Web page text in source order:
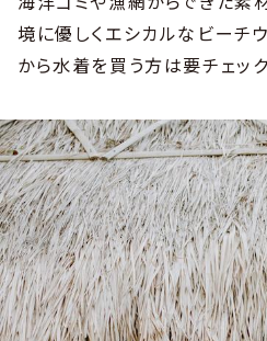
境に優しくエシカルなビーチ
から水着を買う方は要チェック